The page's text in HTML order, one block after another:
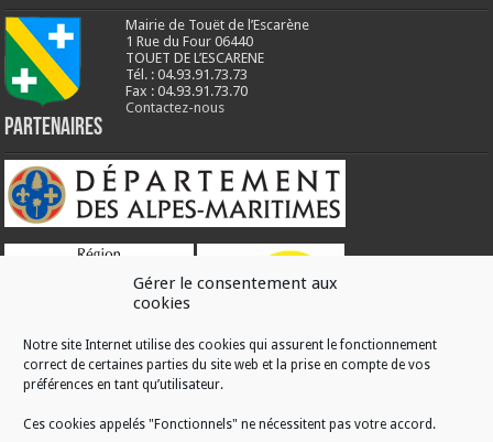
Gérer le consentement aux
cookies
Notre site Internet utilise des cookies qui assurent le fonctionnement
correct de certaines parties du site web et la prise en compte de vos
préférences en tant qu’utilisateur.
Ces cookies appelés "Fonctionnels" ne nécessitent pas votre accord.
Mairie de Touët de l’Escarène
1 Rue du Four 06440
TOUET DE L’ESCARENE
Tél. : 04.93.91.73.73
Fax : 04.93.91.73.70
Contactez-nous
Partenaires
RÉALISATION